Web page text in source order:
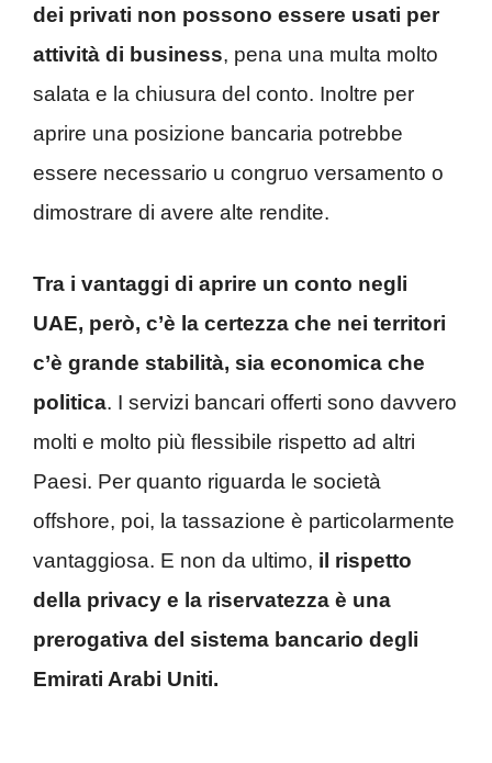
dei privati non possono essere usati per
attività di business, pena una multa molto
salata e la chiusura del conto. Inoltre per
aprire una posizione bancaria potrebbe
essere necessario u congruo versamento o
dimostrare di avere alte rendite.
Tra i vantaggi di aprire un conto negli
UAE, però, c’è la certezza che nei territori
c’è grande stabilità, sia economica che
politica. I servizi bancari offerti sono davvero
molti e molto più flessibile rispetto ad altri
Paesi. Per quanto riguarda le società
offshore, poi, la tassazione è particolarmente
vantaggiosa. E non da ultimo, il rispetto
della privacy e la riservatezza è una
prerogativa del sistema bancario degli
Emirati Arabi Uniti.